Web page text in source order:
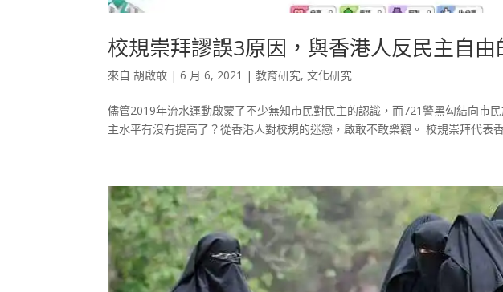
校規崇拜謬誤3原因，與香港人反民主自由
來自胡啟敢 |6 月 6, 2021 |教育研究,文化研究
儘管2019年流水運動啟蒙了不少無知市民對民主的認識，而721警黑勾結向市
主水平有沒有提高了？從香港人對校規的迷戀，啟敢不敢樂觀。 校規崇拜代表